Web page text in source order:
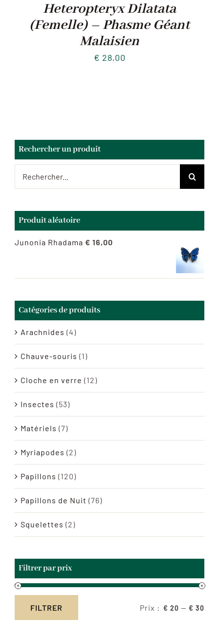
Heteropteryx Dilatata
(Femelle) – Phasme Géant
Malaisien
€ 28,00
Rechercher un produit
Produit aléatoire
Junonia Rhadama € 16,00
Catégories de produits
Arachnides (4)
Chauve-souris (1)
Cloche en verre (12)
Insectes (53)
Matériels (7)
Myriapodes (2)
Papillons (120)
Papillons de Nuit (76)
Squelettes (2)
Filtrer par prix
FILTRER Prix : € 20 — € 30